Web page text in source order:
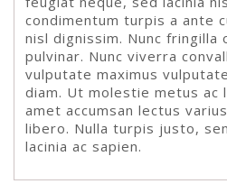
condimentum turpis a ante
nisl dignissim. Nunc fringilla
pulvinar. Nunc viverra
vulputate maximus
diam. Ut molestie metus ac
amet accumsan lectus
libero. Nulla turpis justo,
lacinia ac sapien.